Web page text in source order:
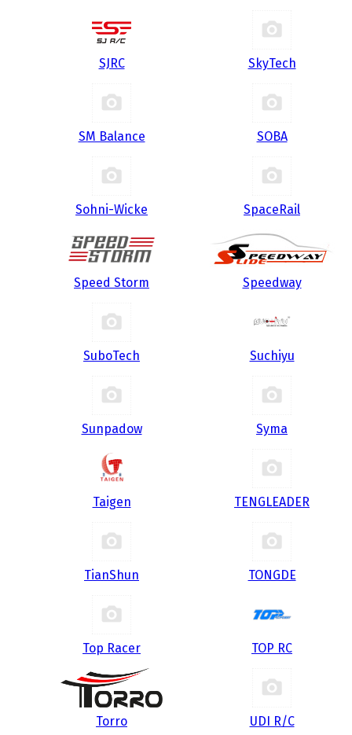
SJRC SkyTech
SM Balance SOBA
Sohni-Wicke SpaceRail
Speed Storm Speedway
SuboTech Suchiyu
Sunpadow Syma
Taigen TENGLEADER
TianShun TONGDE
Top Racer TOP RC
Torro UDI R/С